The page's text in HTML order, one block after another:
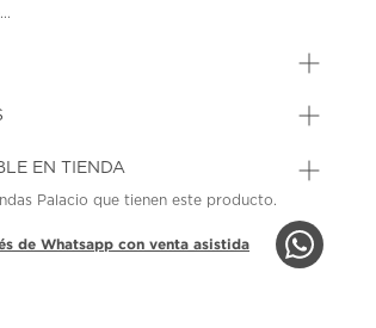
EN TIENDA
Palacio que tienen este producto.
de Whatsapp con venta asistida